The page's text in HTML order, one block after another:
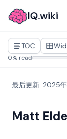
IQ.wiki
TOC
0% read
最后更新: 2025年
Matt